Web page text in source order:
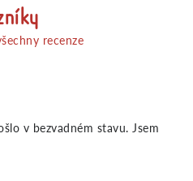
recenze
v bezvadném stavu. Jsem